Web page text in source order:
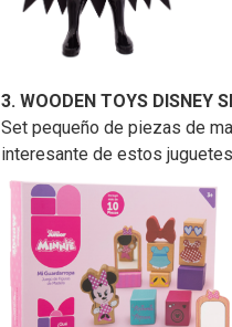
3. WOODEN TOYS DISNEY
Set pequeño de piezas de
interesante de estos